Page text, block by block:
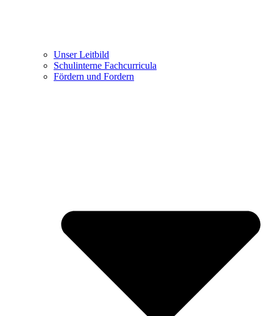
Unser Leitbild
Schulinterne Fachcurricula
Fördern und Fordern